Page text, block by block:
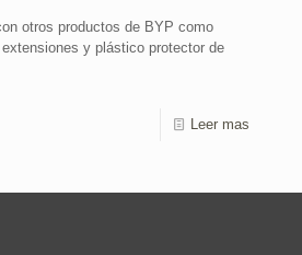
otros productos de BYP como
y plástico protector de
Leer mas